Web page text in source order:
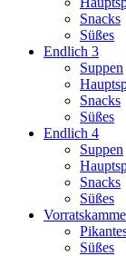
Snacks
Süßes
Endlich 3
Suppen
Snacks
Süßes
Endlich 4
Suppen
Snacks
Süßes
Süßes